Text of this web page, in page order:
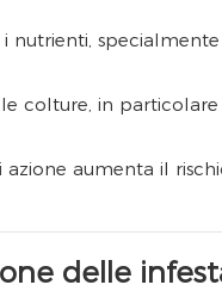
colture, in particolare
aumenta il
delle